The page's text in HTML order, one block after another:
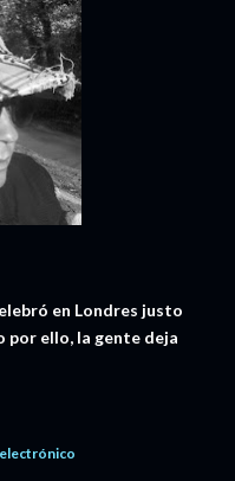
en Londres justo
por ello, la gente deja